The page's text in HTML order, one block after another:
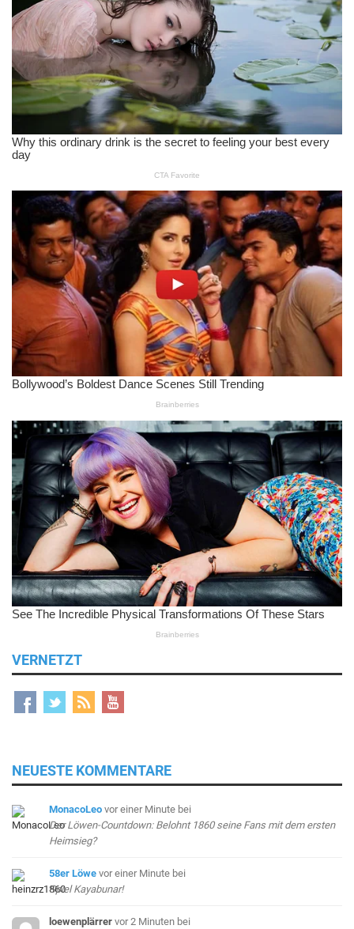
VERNETZT
NEUESTE KOMMENTARE
MonacoLeo vor einer Minute bei
Der Löwen-Countdown: Belohnt 1860 seine Fans mit dem ersten
Heimsieg?
58er Löwe vor einer Minute bei
Spiel Kayabunar!
loewenplärrer vor 2 Minuten bei